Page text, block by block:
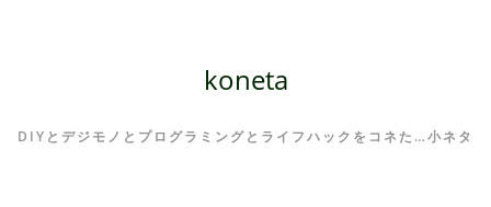
koneta
DIYとデジモノとプログラミングとライフハックをコネた…小ネタ